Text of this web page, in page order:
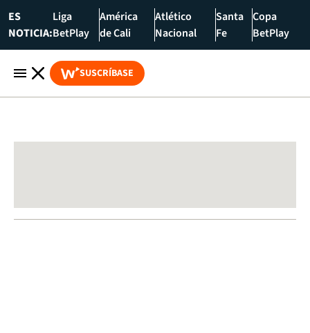
ES
NOTICIA:
Liga
BetPlay
América
de Cali
Atlético
Nacional
Santa
Fe
Copa
BetPlay
SUSCRÍBASE